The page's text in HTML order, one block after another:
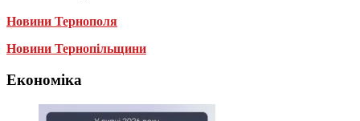
Новини Тернополя
Новини Тернопільщини
Економіка